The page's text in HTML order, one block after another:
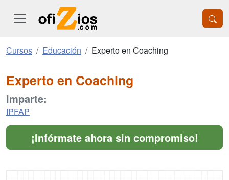
Cursos Educación Experto en Coaching
Experto en Coaching
Imparte:
IPFAP
¡Infórmate ahora sin compromiso!